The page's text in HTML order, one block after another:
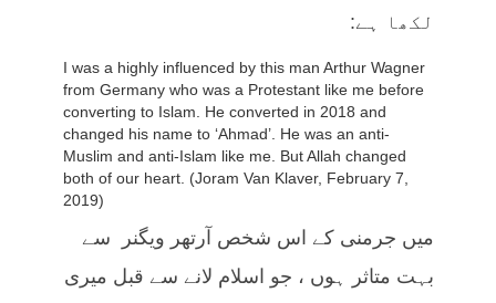
لکھا ہے:
I was a highly influenced by this man Arthur Wagner
from Germany who was a Protestant like me before
converting to Islam. He converted in 2018 and
changed his name to ‘Ahmad’. He was an anti-
Muslim and anti-Islam like me. But Allah changed
both of our heart. (Joram Van Klaver, February 7,
2019)
میں جرمنی کے اس شخص آرتھر ویگنر سے
بہت متاثر ہوں ، جو اسلام لانے سے قبل میری